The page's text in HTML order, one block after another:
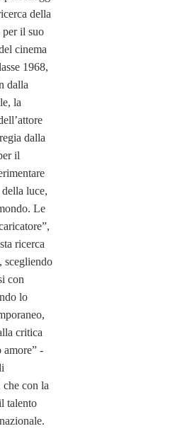
della
per il suo
cinema
1968,
dalla
la
dalla
il
luce,
Le
ricerca
scegliendo
con
lo
critica
amore” -
con la
talento